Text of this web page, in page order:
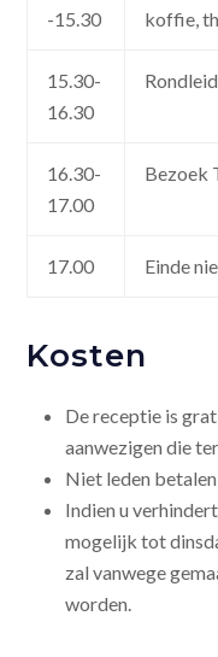
-15.30
koffie,
15.30-
16.30
16.30-
17.00
Bezoek
17.00 Einde
Kosten
De receptie is
aanwezigen die
Niet leden
Indien u
mogelijk tot
zal vanwege
worden.